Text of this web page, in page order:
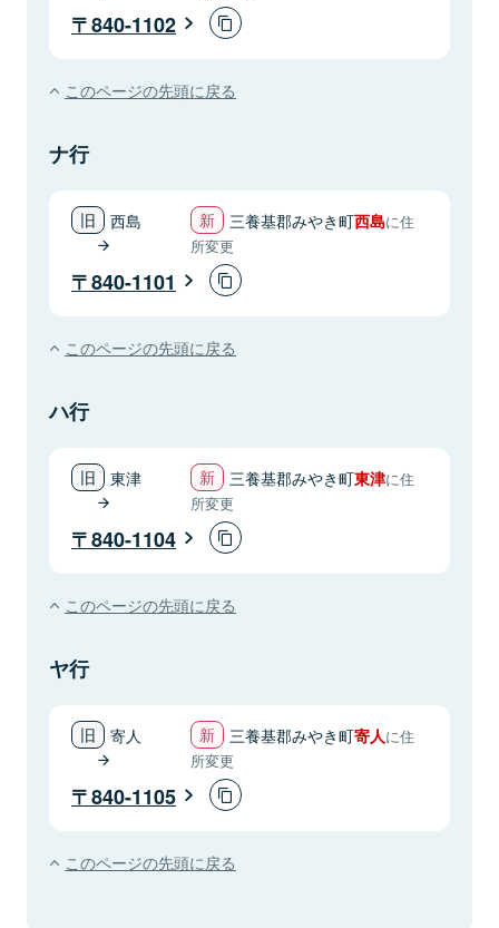
840-1102
このページの先頭に戻る
ナ行
西島 三養基郡みやき町西島に住
所変更
840-1101
このページの先頭に戻る
ハ行
東津 三養基郡みやき町東津に住
所変更
840-1104
このページの先頭に戻る
ヤ行
寄人 三養基郡みやき町寄人に住
所変更
840-1105
このページの先頭に戻る